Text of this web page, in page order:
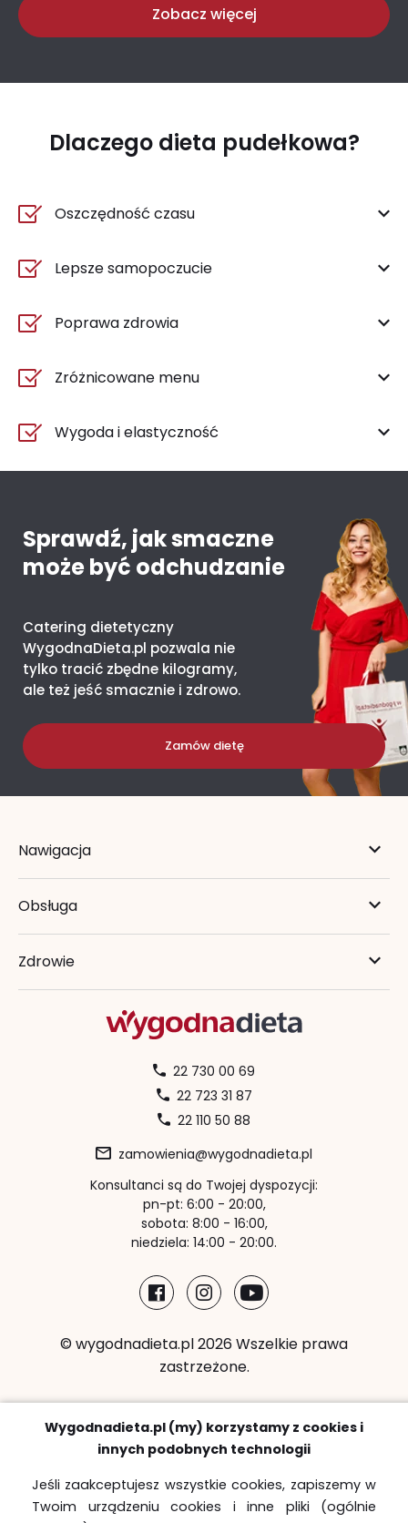
Zobacz więcej
Dlaczego dieta pudełkowa?
Oszczędność czasu
Lepsze samopoczucie
Poprawa zdrowia
Zróżnicowane menu
Wygoda i elastyczność
Sprawdź, jak smaczne
może być odchudzanie
Catering dietetyczny
WygodnaDieta.pl pozwala nie
tylko tracić zbędne kilogramy,
ale też jeść smacznie i zdrowo.
Zamów dietę
Nawigacja
Obsługa
Zdrowie
22 730 00 69
22 723 31 87
22 110 50 88
zamowienia@wygodnadieta.pl
Konsultanci są do Twojej dyspozycji:
pn-pt: 6:00 - 20:00,
sobota: 8:00 - 16:00,
niedziela: 14:00 - 20:00.
© wygodnadieta.pl 2026 Wszelkie prawa
zastrzeżone.
Metody płatności:
Strefy bezpłatnych dostaw
Wygodnadieta.pl (my) korzystamy z cookies i
innych podobnych technologii
Jeśli zaakceptujesz wszystkie cookies, zapiszemy w
Twoim urządzeniu cookies i inne pliki (ogólnie